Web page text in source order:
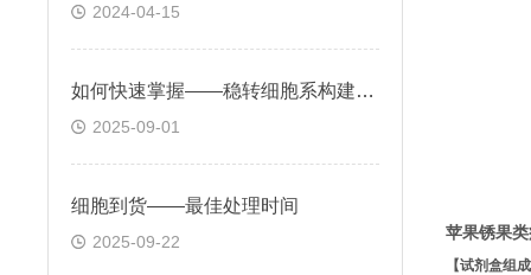
2024-04-15
如何快速掌握——稳转细胞系构建秘诀
2025-09-01
细胞到货——最佳处理时间
2025-09-22 苹果锈果
【试剂盒组成